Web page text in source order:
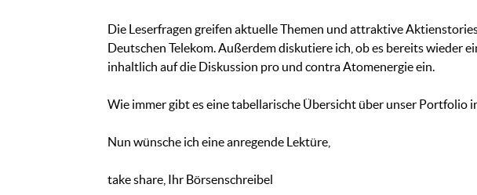
Die Leserfragen greifen aktuelle Themen und attraktive
Deutschen Telekom. Außerdem diskutiere ich, ob es bereits wieder
inhaltlich auf die Diskussion pro und contra Atomenergie ein.
Wie immer gibt es eine tabellarische Übersicht über unser Portfolio
Nun wünsche ich eine anregende Lektüre,
take share, Ihr Börsenschreibel